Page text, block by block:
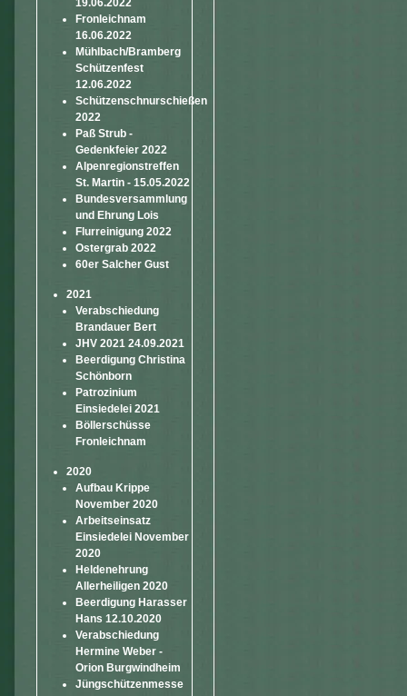
19.06.2022
Fronleichnam
16.06.2022
Mühlbach/Bramberg
Schützenfest
12.06.2022
Schützenschnurschießen
2022
Paß Strub -
Gedenkfeier 2022
Alpenregionstreffen
St. Martin - 15.05.2022
Bundesversammlung
und Ehrung Lois
Flurreinigung 2022
Ostergrab 2022
60er Salcher Gust
2021
Verabschiedung
Brandauer Bert
JHV 2021 24.09.2021
Beerdigung Christina
Schönborn
Patrozinium
Einsiedelei 2021
Böllerschüsse
Fronleichnam
2020
Aufbau Krippe
November 2020
Arbeitseinsatz
Einsiedelei November
2020
Heldenehrung
Allerheiligen 2020
Beerdigung Harasser
Hans 12.10.2020
Verabschiedung
Hermine Weber -
Orion Burgwindheim
Jüngschützenmesse